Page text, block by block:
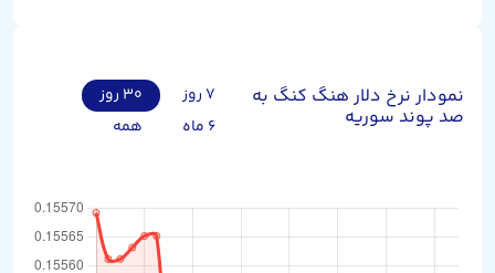
نمودار نرخ دلار هنگ کنگ به
صد پوند سوریه
۷ روز
۳۰ روز
۶ ماه
همه